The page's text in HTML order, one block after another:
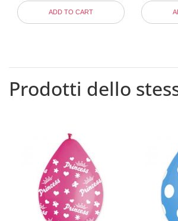
ADD TO CART
Prodotti dello